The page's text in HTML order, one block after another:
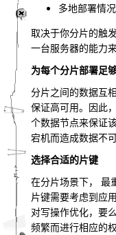
多地部署情
取决于你分片的触
一台服务器的能力
为每个分片部署足
分片之间的数据互
保证高可用。因此
个数据节点来保证
宕机而造成数据不可
选择合适的片键
在分片场景下， 最
片键需要考虑到应
对写操作优化，要
频繁而进行相应的权